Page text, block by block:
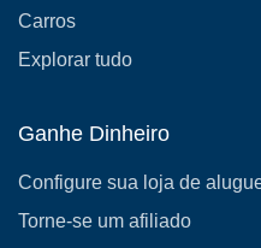
Carros
Explorar tudo
Ganhe Dinheiro
Configure sua loja de
Torne-se um afiliado